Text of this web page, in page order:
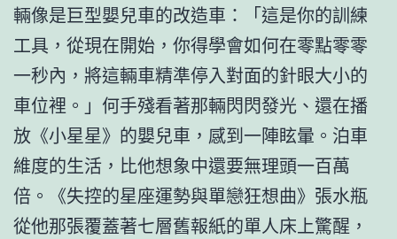
輛像是巨型嬰兒車的改造車：「這是你的訓練
工具，從現在開始，你得學會如何在零點零零
一秒內，將這輛車精準停入對面的針眼大小的
車位裡。」何手殘看著那輛閃閃發光、還在播
放《小星星》的嬰兒車，感到一陣眩暈。泊車
維度的生活，比他想象中還要無理頭一百萬
倍。《失控的星座運勢與單戀狂想曲》張水瓶
從他那張覆蓋著七層舊報紙的單人床上驚醒，